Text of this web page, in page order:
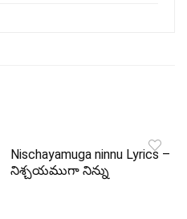
Nischayamuga ninnu Lyrics –
నిశ్చయముగా నిన్ను